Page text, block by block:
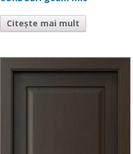
Citește mai mult